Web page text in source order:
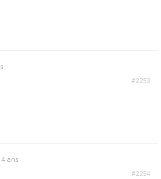
#2253
#2254
ans